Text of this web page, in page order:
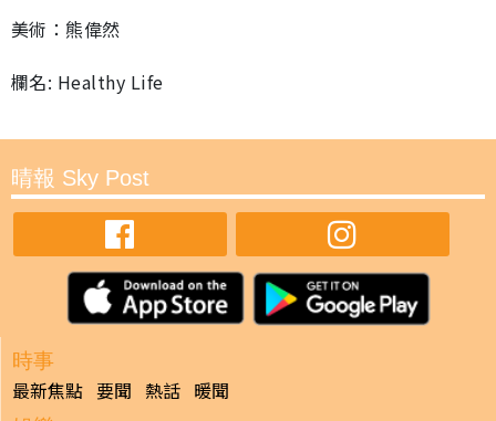
美術：熊偉然
欄名: Healthy Life
晴報 Sky Post
時事
最新焦點 要聞 熱話 暖聞